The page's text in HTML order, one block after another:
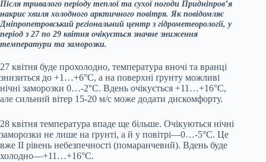
Після тривалого періоду теплої та сухої погоди Придніпров’я
накриє хвиля холодного арктичного повітря. Як повідомляє
Дніпропетровський регіональний центр з гідрометеорології, у
період з 27 по 29 квітня очікується значне зниження
температури та заморозки.
27 квітня буде прохолодно, температура вночі та вранці
знизиться до +1…+6°C, а на поверхні ґрунту можливі
нічні заморозки 0…-2°C. Вдень очікується +11…+16°C,
але сильний вітер 15-20 м/с може додати дискомфорту.
28 квітня температура впаде ще більше. Очікуються нічні
заморозки не лише на ґрунті, а й у повітрі—0…-5°C. Це
вже ІІ рівень небезпечності (помаранчевий). Вдень буде
холодно—+11…+16°C.